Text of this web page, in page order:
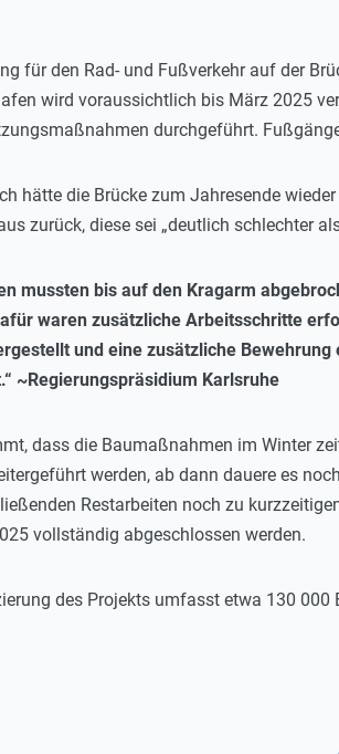
für den Rad- und Fußverkehr auf der
wird voraussichtlich bis März 2025
durchgeführt.
hätte die Brücke zum Jahresende
zurück, diese sei „deutlich schlechter
mussten bis auf den Kragarm
waren zusätzliche Arbeitsschritte
und eine zusätzliche
~Regierungspräsidium Karlsruhe
dass die Baumaßnahmen im Winter
werden, ab dann dauere es
Restarbeiten noch zu
vollständig abgeschlossen werden.
des Projekts umfasst etwa 130